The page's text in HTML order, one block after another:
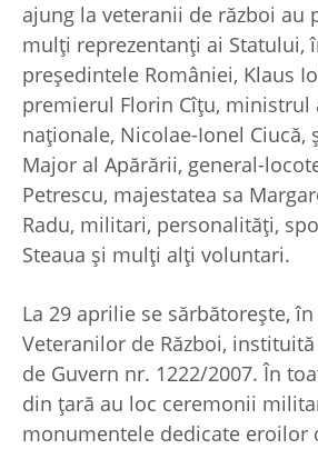
ajung la veteranii de război au
mulți reprezentanți ai Statului,
președintele României, Klaus
premierul Florin Cîţu, ministrul
naționale, Nicolae-Ionel Ciucă,
Major al Apărării, general-
Petrescu, majestatea sa
Radu, militari, personalități,
Steaua și mulți alți voluntari.
La 29 aprilie se sărbătoreşte,
Veteranilor de Război,
de Guvern nr. 1222/2007. În
din ţară au loc ceremonii
monumentele dedicate eroilor